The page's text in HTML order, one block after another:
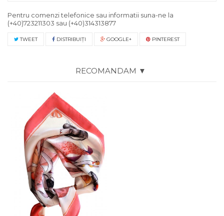
Pentru comenzi telefonice sau informatii suna-ne la
(+40)723211303 sau (+40)314313877
TWEET DISTRIBUIŢI GOOGLE+ PINTEREST
RECOMANDAM ▼